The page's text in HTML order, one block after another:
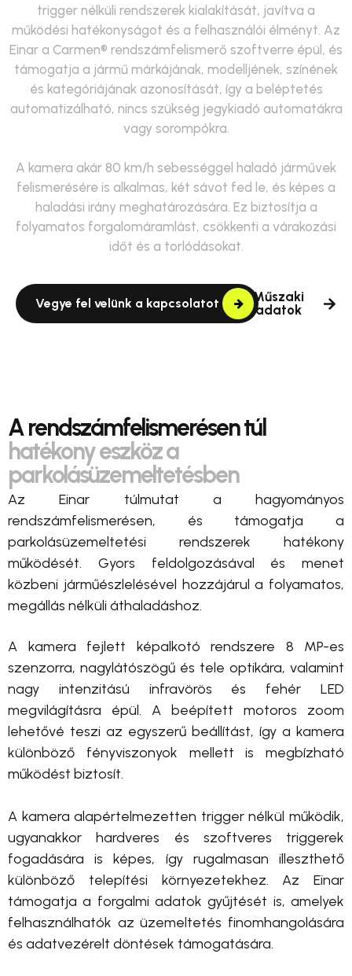
trigger nélküli rendszerek kialakítását, javítva a
működési hatékonyságot és a felhasználói élményt. Az
Einar a Carmen® rendszámfelismerő szoftverre épül, és
támogatja a jármű márkájának, modelljének, színének
és kategóriájának azonosítását, így a beléptetés
automatizálható, nincs szükség jegykiadó automatákra
vagy sorompókra.
A kamera akár 80 km/h sebességgel haladó járművek
felismerésére is alkalmas, két sávot fed le, és képes a
haladási irány meghatározására. Ez biztosítja a
folyamatos forgalomáramlást, csökkenti a várakozási
időt és a torlódásokat.
Vegye fel velünk a kapcsolatot
Műszaki
adatok
A rendszámfelismerésen túl
hatékony eszköz a
parkolásüzemeltetésben
Az Einar túlmutat a hagyományos
rendszámfelismerésen, és támogatja a
parkolásüzemeltetési rendszerek hatékony
működését. Gyors feldolgozásával és menet
közbeni járműészlelésével hozzájárul a folyamatos,
megállás nélküli áthaladáshoz.
A kamera fejlett képalkotó rendszere 8 MP-es
szenzorra, nagylátószögű és tele optikára, valamint
nagy intenzitású infravörös és fehér LED
megvilágításra épül. A beépített motoros zoom
lehetővé teszi az egyszerű beállítást, így a kamera
különböző fényviszonyok mellett is megbízható
működést biztosít.
A kamera alapértelmezetten trigger nélkül működik,
ugyanakkor hardveres és szoftveres triggerek
fogadására is képes, így rugalmasan illeszthető
különböző telepítési környezetekhez. Az Einar
támogatja a forgalmi adatok gyűjtését is, amelyek
felhasználhatók az üzemeltetés finomhangolására
és adatvezérelt döntések támogatására.